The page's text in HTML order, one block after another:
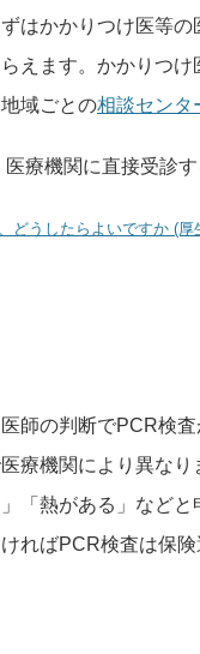
はかかりつけ医等の
えます。かかりつけ
域ごとの相談センタ
療機関に直接受診す
どうしたらよいですか (厚
医師の判断でPCR検
療機関により異なり
「熱がある」など
ればPCR検査は保険